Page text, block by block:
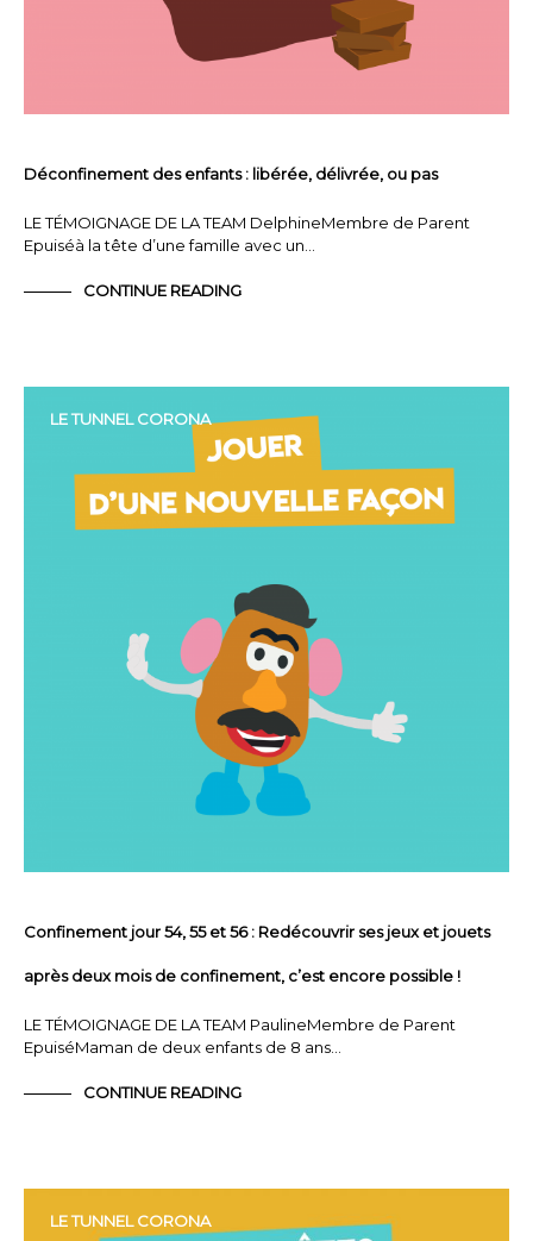
Déconfinement des enfants : libérée, délivrée, ou pas
LE TÉMOIGNAGE DE LA TEAM DelphineMembre de Parent
Epuiséà la tête d’une famille avec un…
CONTINUE READING
LE TUNNEL CORONA
Confinement jour 54, 55 et 56 : Redécouvrir ses jeux et jouets
après deux mois de confinement, c’est encore possible !
LE TÉMOIGNAGE DE LA TEAM PaulineMembre de Parent
EpuiséMaman de deux enfants de 8 ans…
CONTINUE READING
LE TUNNEL CORONA